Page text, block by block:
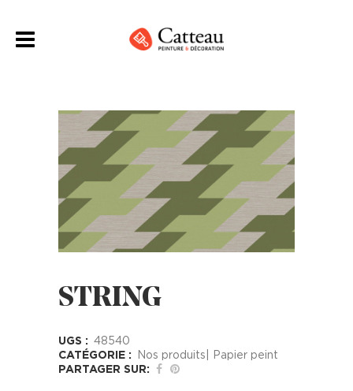
STRING
UGS : 48540
CATÉGORIE :
Nos produits| Papier peint
PARTAGER SUR: